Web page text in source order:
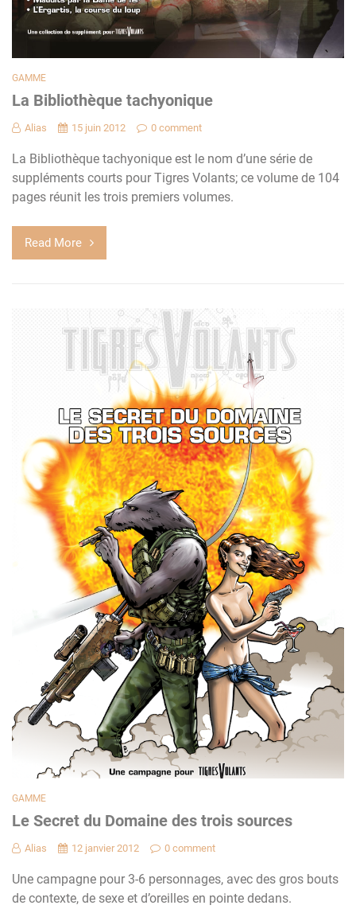
GAMME
La Bibliothèque tachyonique
Alias 15 juin 2012 0 comment
La Bibliothèque tachyonique est le nom d’une série de
suppléments courts pour Tigres Volants; ce volume de 104
pages réunit les trois premiers volumes.
Read More
GAMME
Le Secret du Domaine des trois sources
Alias 12 janvier 2012 0 comment
Une campagne pour 3-6 personnages, avec des gros bouts
de contexte, de sexe et d’oreilles en pointe dedans.